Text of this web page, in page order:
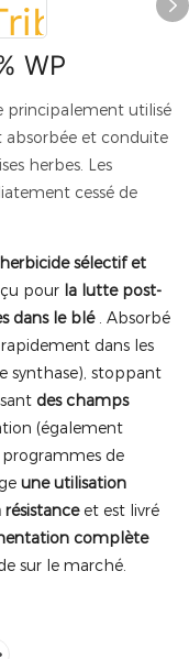
WP
principalement utilisé
absorbée et conduite
herbes. Les
cessé de
herbicide sélectif et
pour la lutte post-
dans le blé. Absorbé
dans les
synthase), stoppant
des champs
(également
de
une utilisation
et est livré
complète
sur le marché.